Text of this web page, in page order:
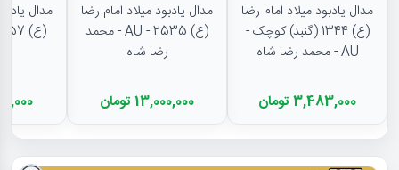
مدال یادبود میلاد امام رضا
(ع) 1344 (گنبد) کوچک -
AU - محمد رضا شاه
3,483,000 تومان
مدال یادبود میلاد امام رضا
(ع) 2535 - AU - محمد
رضا شاه
13,000,000 تومان
مدال